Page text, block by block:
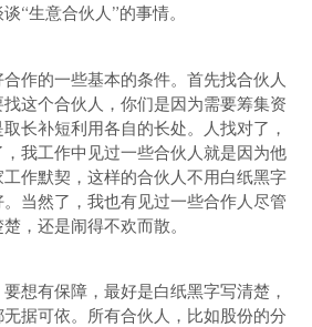
“生意合伙人”的事情。
作的一些基本的条件。首先找合伙人
这个合伙人，你们是因为需要筹集资
长补短利用各自的长处。人找对了，
我工作中见过一些合伙人就是因为他
作默契，这样的合伙人不用白纸黑字
当然了，我也有见过一些合作人尽管
，还是闹得不欢而散。
想有保障，最好是白纸黑字写清楚，
据可依。所有合伙人，比如股份的分